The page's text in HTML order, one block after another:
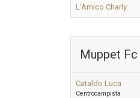
L'Amico Charly
Muppet Fc
Cataldo Luca
Centrocampista